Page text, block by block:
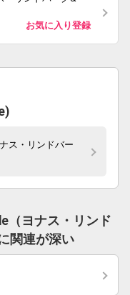
お気に入り登録
ス・リンドバー
（ヨナス・リンド
関連が深い